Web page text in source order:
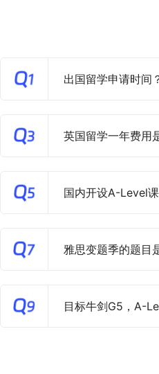
出国留学申请时间
英国留学一年费用
国内开设A-Level
雅思变题季的题目
目标牛剑G5，A-